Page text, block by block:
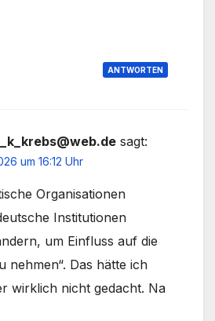
ANTWORTEN
sagt:
um 16:12 Uhr
Organisationen
Institutionen
um Einfluss auf die
nehmen“. Das hätte ich
wirklich nicht gedacht. Na